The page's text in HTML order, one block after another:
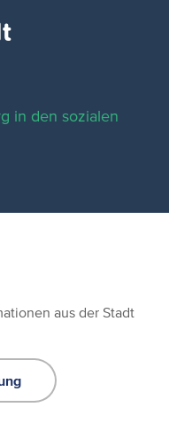
in den sozialen
aus der Stadt